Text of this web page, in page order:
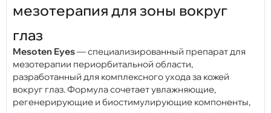
мезотерапия для зоны вокруг
глаз
Mesoten Eyes— специализированный препарат для
мезотерапии периорбитальной области,
разработанный для комплексного ухода за кожей
вокруг глаз. Формула сочетает увлажняющие,
регенерирующие и биостимулирующие компоненты,